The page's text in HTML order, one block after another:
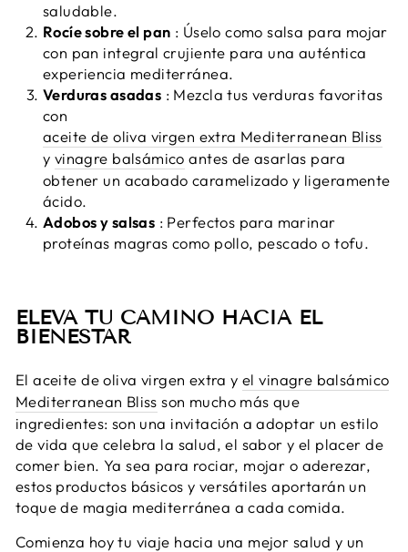
saludable.
Rocíe sobre el pan : Úselo como salsa para mojar
con pan integral crujiente para una auténtica
experiencia mediterránea.
Verduras asadas : Mezcla tus verduras favoritas
con
aceite de oliva virgen extra Mediterranean Bliss
y vinagre balsámico antes de asarlas para
obtener un acabado caramelizado y ligeramente
ácido.
Adobos y salsas : Perfectos para marinar
proteínas magras como pollo, pescado o tofu.
ELEVA TU CAMINO HACIA EL
BIENESTAR
El aceite de oliva virgen extra yel vinagre balsámico
Mediterranean Bliss son mucho más que
ingredientes: son una invitación a adoptar un estilo
de vida que celebra la salud, el sabor y el placer de
comer bien. Ya sea para rociar, mojar o aderezar,
estos productos básicos y versátiles aportarán un
toque de magia mediterránea a cada comida.
Comienza hoy tu viaje hacia una mejor salud y un